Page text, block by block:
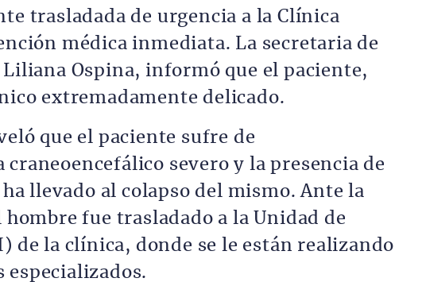
trasladada de urgencia a la Clínica
médica inmediata. La secretaria de
Ospina, informó que el paciente,
extremadamente delicado.
que el paciente sufre de
severo y la presencia de
llevado al colapso del mismo. Ante la
hombre fue trasladado a la Unidad de
de la clínica, donde se le están realizando
especializados.